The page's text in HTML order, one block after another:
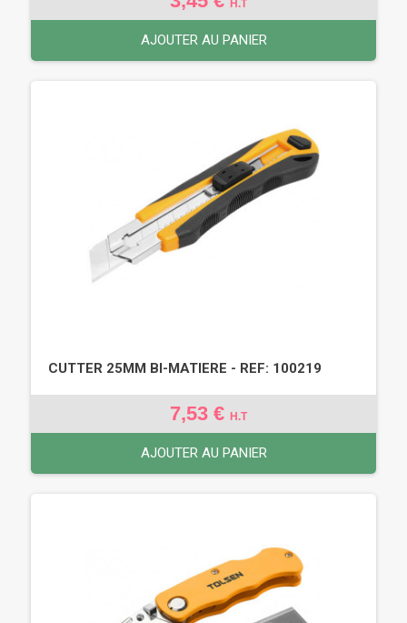
H.T
AJOUTER AU PANIER
CUTTER 25MM BI-MATIERE - REF: 100219
7,53 € H.T
AJOUTER AU PANIER